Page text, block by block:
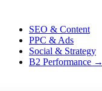
SEO & Content
PPC & Ads
Social & Strategy
B2 Performance →